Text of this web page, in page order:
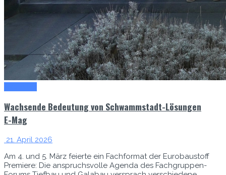
Wachsende Bedeutung von Schwammstadt-Lösungen
E-Mag
21. April 2026
Am 4. und 5. März feierte ein Fachformat der Eurobaustoff
Premiere: Die anspruchsvolle Agenda des Fachgruppen-